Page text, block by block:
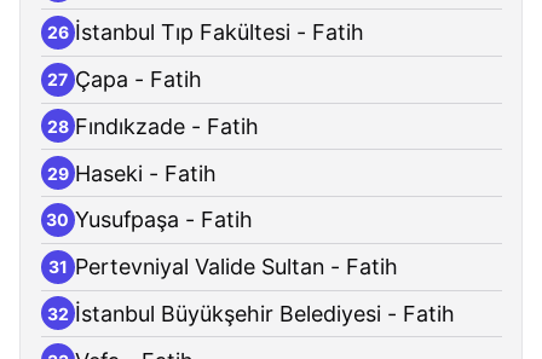
26 İstanbul Tıp Fakültesi - Fatih
27 Çapa - Fatih
28 Fındıkzade - Fatih
29 Haseki - Fatih
30 Yusufpaşa - Fatih
31 Pertevniyal Valide Sultan - Fatih
32 İstanbul Büyükşehir Belediyesi - Fatih